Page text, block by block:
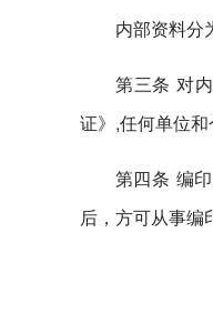
内部资料分
第三条 对
证》,任何单位和
第四条 编
后，方可从事编